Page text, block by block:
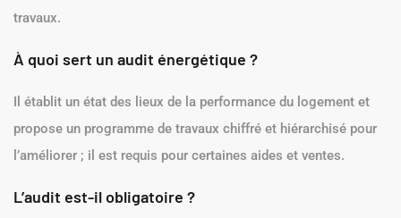
travaux.
À quoi sert un audit énergétique ?
Il établit un état des lieux de la performance du logement et
propose un programme de travaux chiffré et hiérarchisé pour
l’améliorer ; il est requis pour certaines aides et ventes.
L’audit est-il obligatoire ?